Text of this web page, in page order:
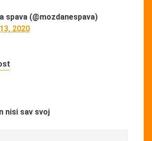
spava (@mozdanespava)
2020
nisi sav svoj